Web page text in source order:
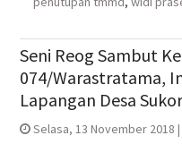
Seni Reog Sambut
074/Warastratama,
Lapangan Desa
Selasa, 13 November 2018 |